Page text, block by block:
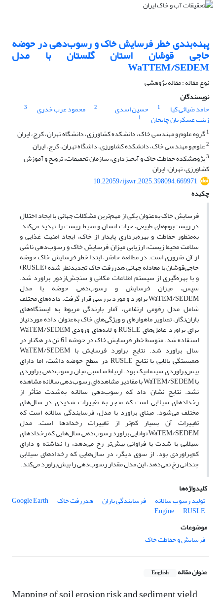
پهنه‌بندی خطر فرسایش خاک و رسوب‌دهی در حوضه
حاجی قوشان استان گلستان با مدل
WaTTEM/SEDEM
نوع مقاله : مقاله پژوهشی
نویسندگان
حامد ضیائی کیا
1 حسین اسدی 2 محمود عرب خدری 3
زینب عسکریان چایجان
1
1گروه علوم و مهندسی خاک، دانشکده کشاورزی، دانشگاه تهران، کرج، ایران
2علوم و مهندسی خاک، دانشکده کشاورزی، داشگاه تهران، کرج، ایران
3پژوهشکده حفاظت خاک و آبخیزداری، سازمان تحقیقات، ترویج و آموزش
کشاورزی، تهران، ایران
10.22059/ijswr.2025.398094.669971
چکیده
فرسایش خاک به‌عنوان یکی از مهم‌ترین مشکلات جهانی با ایجاد اختلال
در زیست‌بوم‌های طبیعی، حیات انسان و محیط زیست را تهدید می‌کند.
به‌منظور حفاظت و بهره‌برداری پایدار از خاک، ایجاد امنیت غذایی و
سلامت محیط زیست، ارزیابی میزان فرسایش خاک و رسوب‌دهی ناشی
از آن ضروری است. در مطالعه حاضر، ابتدا خطر فرسایش خاک حوضه
حاجی‌قوشان با معادله جهانی هدر‌رفت خاک تجدیدنظر شده (RUSLE)
و با بهره‌گیری از سیستم اطلاعات مکانی و سنجش‌ازدور براورد شد.
سپس، میزان فرسایش و رسوب‌دهی حوضه با مدل
WaTEM/SEDEM براورد و مورد بررسی قرار گرفت. داده‌های مختلف
شامل مدل رقومی ارتفاعی، آمار بارندگی مربوط به ایستگاه‌های
باران‌نگار، تصاویر ماهواره‌ای و ویژگی‌های خاک به‌عنوان داده موردنیاز
برای براورد عامل‌های RUSLE و لایه‌های ورودی WaTEM/SEDEM
استفاده شد. متوسط خطر فرسایش خاک در حوضه 61 تن در هکتار در
سال براورد شد. نتایج براورد فرسایش با WaTEM/SEDEM
همبستگی بالایی با نتایج RUSLE در سطح حوضه داشت، اما دارای
بیش‌براوردی سیتماتیک بود. ارتباط مناسبی میان رسوب‌دهی براوردی
با WaTEM/SEDEM با مقادیر مشاهده‌ای رسوب‌دهی سالانه مشاهده
نشد. نتایج نشان داد که رسوب‌دهی‌ سالانه به‌شدت متأثر از
رخدادهای سیلابی است که منجر به تغییرات شدیدی در سال‌های
مختلف می‌شود. مبنای براورد با مدل، فرسایندگی سالانه است که
تغییرات آن بسیار کم‌تر از تغییرات رخداد‌ها است. مدل
WaTEM/SEDEM توانایی براورد رسوب‌دهی سال‌هایی که رخدادهای
سیلابی با شدت یا فراوانی بیش‌تر رخ می‌دهد، را نداشته و دارای
کم‌براوردی بود. از سوی دیگر، در سال‌هایی که رخداد‌های سیلابی
چندانی رخ نمی‌دهد، این مدل مقدار رسوب‌دهی را بیش‌براورد می‌کند.
کلیدواژه‌ها
تولید رسوب‌ سالانه
فرسایندگی باران هدررفت خاک Google Earth
Engine
RUSLE
موضوعات
فرسایش و حفاظت خاک
عنوان مقاله English